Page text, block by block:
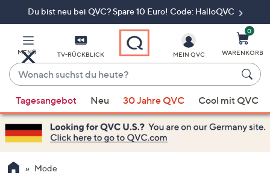
Du bist neu bei QVC? Spare 10 Euro! Code: HalloQVC
MENÜ TV-RÜCKBLICK
Wonach
suchst
du
heute?
Vorschläge
verfügbar
sind,
verwenden
Sie
MEIN QVC
0
WARENKORB
Tagesangebot Neu 30 Jahre QVC Cool mit QVC
Mode